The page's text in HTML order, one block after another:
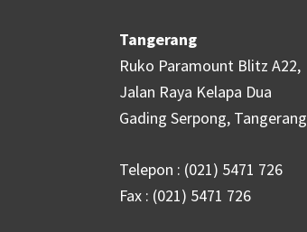
Tangerang
Ruko Paramount Blitz A22,
Jalan Raya Kelapa Dua
Gading Serpong, Tangerang
Telepon : (021) 5471 726
Fax : (021) 5471 726